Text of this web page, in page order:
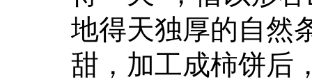
地得天独厚的自然
甜，加工成柿饼后